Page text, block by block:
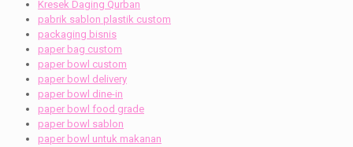
Kresek Daging Qurban
pabrik sablon plastik custom
packaging bisnis
paper bag custom
paper bowl custom
paper bowl delivery
paper bowl dine-in
paper bowl food grade
paper bowl sablon
paper bowl untuk makanan